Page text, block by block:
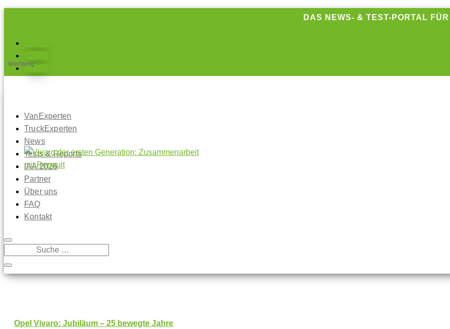
DAS NEWS- & TEST-PORTAL
Folgen
VanExperten
TruckExperten
News
Tests & Reports
IAA 2026
Partner
Über uns
FAQ
Kontakt
- Werbung -
Opel Vivaro: Jubiläum – 25 bewegte Jahre